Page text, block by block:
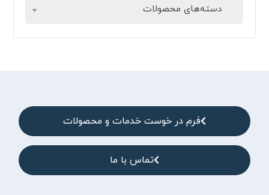
دسته‌های محصولات
فرم در خوست خدمات و محصولات
تماس با ما